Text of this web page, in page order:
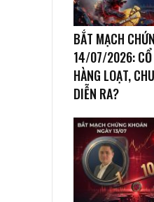
BẮT MẠCH
14/07/2026: CỔ
HÀNG LOẠT,
DIỄN RA?